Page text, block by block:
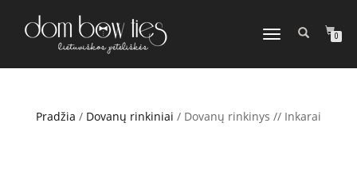
TOGGLE
0
Pradžia / Dovanų rinkiniai / Dovanų rinkinys // Inkarai